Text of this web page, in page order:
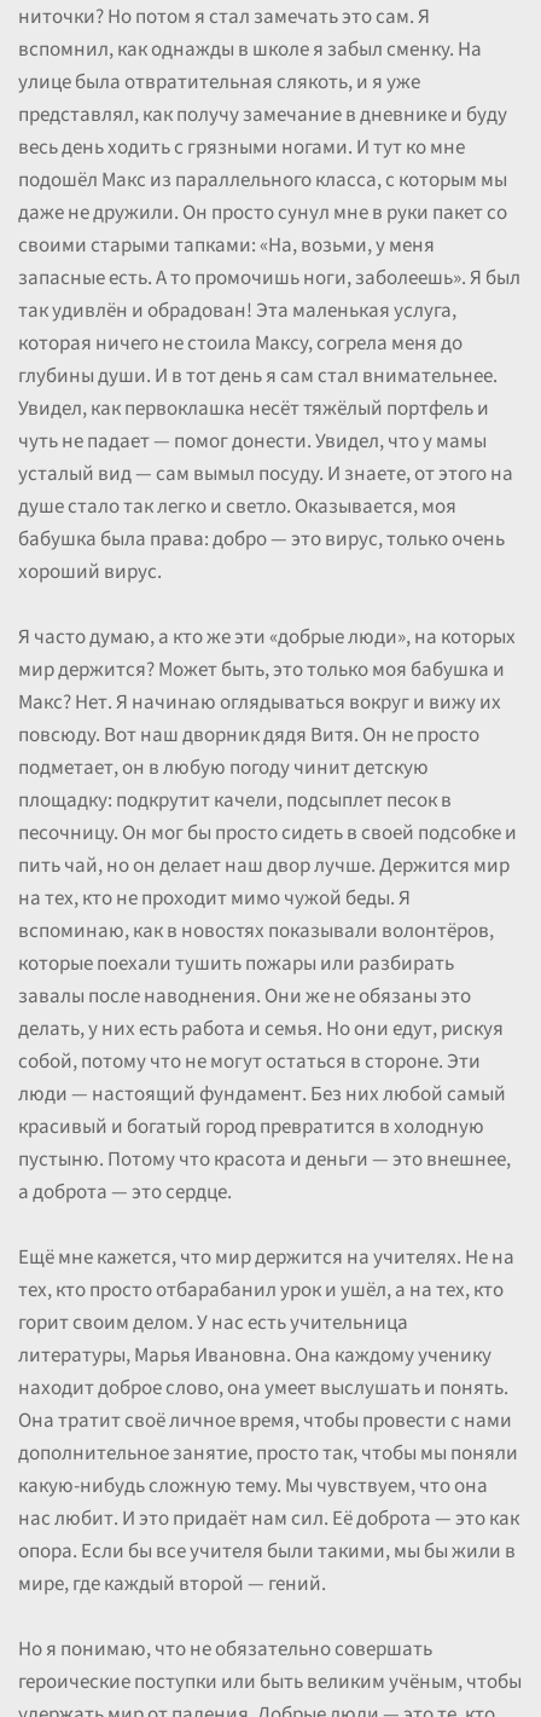
ниточки? Но потом я стал замечать это сам. Я
вспомнил, как однажды в школе я забыл сменку. На
улице была отвратительная слякоть, и я уже
представлял, как получу замечание в дневнике и буду
весь день ходить с грязными ногами. И тут ко мне
подошёл Макс из параллельного класса, с которым мы
даже не дружили. Он просто сунул мне в руки пакет со
своими старыми тапками: «На, возьми, у меня
запасные есть. А то промочишь ноги, заболеешь». Я был
так удивлён и обрадован! Эта маленькая услуга,
которая ничего не стоила Максу, согрела меня до
глубины души. И в тот день я сам стал внимательнее.
Увидел, как первоклашка несёт тяжёлый портфель и
чуть не падает — помог донести. Увидел, что у мамы
усталый вид — сам вымыл посуду. И знаете, от этого на
душе стало так легко и светло. Оказывается, моя
бабушка была права: добро — это вирус, только очень
хороший вирус.
Я часто думаю, а кто же эти «добрые люди», на которых
мир держится? Может быть, это только моя бабушка и
Макс? Нет. Я начинаю оглядываться вокруг и вижу их
повсюду. Вот наш дворник дядя Витя. Он не просто
подметает, он в любую погоду чинит детскую
площадку: подкрутит качели, подсыплет песок в
песочницу. Он мог бы просто сидеть в своей подсобке и
пить чай, но он делает наш двор лучше. Держится мир
на тех, кто не проходит мимо чужой беды. Я
вспоминаю, как в новостях показывали волонтёров,
которые поехали тушить пожары или разбирать
завалы после наводнения. Они же не обязаны это
делать, у них есть работа и семья. Но они едут, рискуя
собой, потому что не могут остаться в стороне. Эти
люди — настоящий фундамент. Без них любой самый
красивый и богатый город превратится в холодную
пустыню. Потому что красота и деньги — это внешнее,
а доброта — это сердце.
Ещё мне кажется, что мир держится на учителях. Не на
тех, кто просто отбарабанил урок и ушёл, а на тех, кто
горит своим делом. У нас есть учительница
литературы, Марья Ивановна. Она каждому ученику
находит доброе слово, она умеет выслушать и понять.
Она тратит своё личное время, чтобы провести с нами
дополнительное занятие, просто так, чтобы мы поняли
какую-нибудь сложную тему. Мы чувствуем, что она
нас любит. И это придаёт нам сил. Её доброта — это как
опора. Если бы все учителя были такими, мы бы жили в
мире, где каждый второй — гений.
Но я понимаю, что не обязательно совершать
героические поступки или быть великим учёным, чтобы